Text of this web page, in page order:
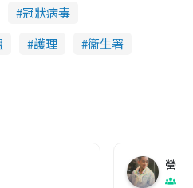
冠狀病毒
護理
衞生署
營養